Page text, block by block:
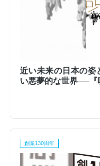
近い未来の日本の姿
い悪夢的な世界──『
創業130周年